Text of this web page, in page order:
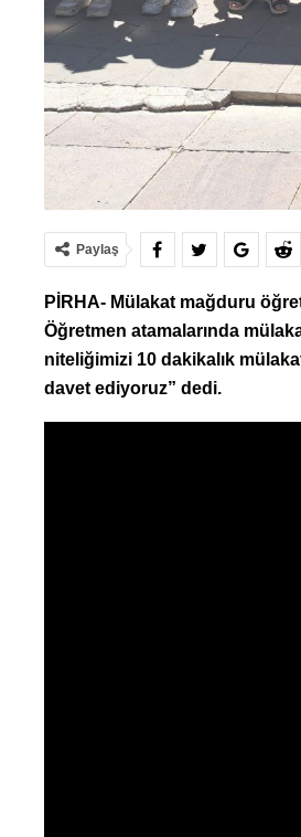
Paylaş
PİRHA- Mülakat mağduru
Öğretmen atamalarında
niteliğimizi 10 dakikalık
davet ediyoruz” dedi.